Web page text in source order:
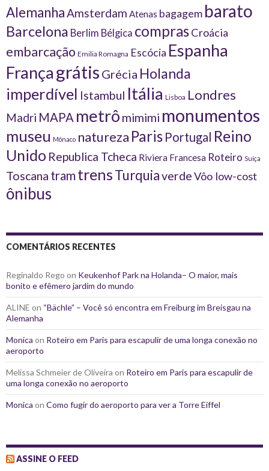
AlemanhaAmsterdam Atenas bagagem barato
Barcelona Berlim Bélgica comprasCroácia
embarcação Emilia Romagna Escócia Espanha
Françagrátis Grécia Holanda
imperdível Istambul Itália Lisboa Londres
Madri MAPA metrô mimimi monumentos
museu Mônaco natureza Paris Portugal Reino
Unido Republica Tcheca Riviera Francesa Roteiro Suíça
Toscana tramtrensTurquiaverdeVôo low-cost
ônibus
COMENTÁRIOS RECENTES
Reginaldo Rego on Keukenhof Park na Holanda– O maior, mais
bonito e efêmero jardim do mundo
ALINE on “Bächle” – Você só encontra em Freiburg im Breisgau na
Alemanha
Monica on Roteiro em Paris para escapulir de uma longa conexão no
aeroporto
Melissa Schmeier de Oliveira on Roteiro em Paris para escapulir de
uma longa conexão no aeroporto
Monica on Como fugir do aeroporto para ver a Torre Eiffel
ASSINE O FEED